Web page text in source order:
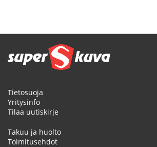
Tietosuoja
Yritysinfo
Tilaa uutiskirje
Takuu ja huolto
Toimitusehdot